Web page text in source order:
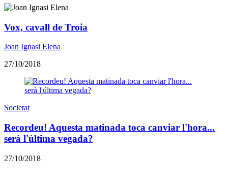
Vox, cavall de Troia
Joan Ignasi Elena
27/10/2018
Societat
Recordeu! Aquesta matinada toca canviar l'hora...
serà l'última vegada?
27/10/2018